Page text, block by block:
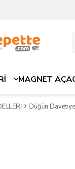
MAGNET
Düğün